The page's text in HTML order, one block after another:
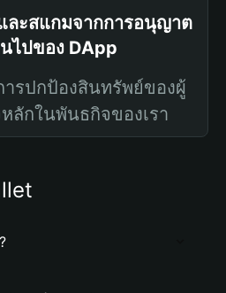
ละสแกมจากการอนุญาต
ไปของ DApp
ารปกป้องสินทรัพย์ของผู้
ลักในพันธกิจของเรา